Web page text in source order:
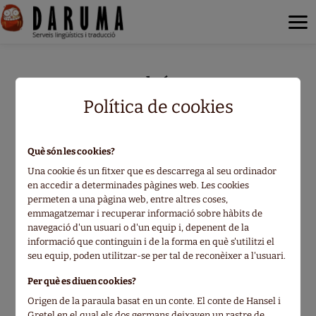
Marc Bernabé
llengua i la cultura moderna japoneses.
Des de l'any 2000, ha traduït centenars de volums
de manga i episodis d'animació, entre ells obres
d'autors com Osamu Tezuka, Akira Toriyama o
Tsugumi Ohba/Takeshi Obata.
Després de 5 anys de residència al Japó és
especialista en didàctica de la llengua i cultura
japoneses per a castellanoparlants. És autor de la
2006, també en català), Apuntes de Japón (Glénat,
Política de cookies
Què són les cookies?
Una cookie és un fitxer que es descarrega al seu ordinador
en accedir a determinades pàgines web. Les cookies
permeten a una pàgina web, entre altres coses,
emmagatzemar i recuperar informació sobre hàbits de
navegació d'un usuari o d'un equip i, depenent de la
informació que continguin i de la forma en què s'utilitzi el
seu equip, poden utilitzar-se per tal de reconèixer a l'usuari.
Per què es diuen cookies?
Origen de la paraula basat en un conte. El conte de Hansel i